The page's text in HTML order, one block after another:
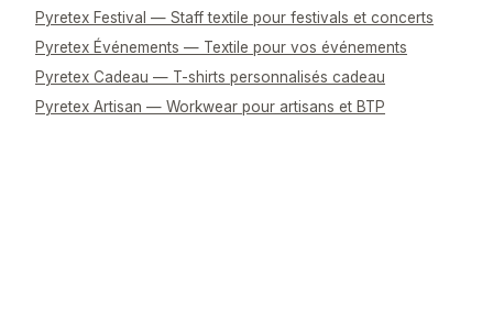
Pyretex Festival — Staff textile pour festivals et concerts
Pyretex Événements — Textile pour vos événements
Pyretex Cadeau — T-shirts personnalisés cadeau
Pyretex Artisan — Workwear pour artisans et BTP